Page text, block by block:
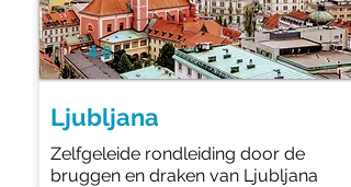
4.8
Ljubljana
Zelfgeleide rondleiding door de
bruggen en draken van Ljubljana